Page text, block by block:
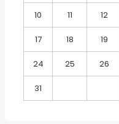
10 11 12
17 18 19
24 25 26
31